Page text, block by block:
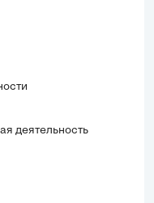
деятельность